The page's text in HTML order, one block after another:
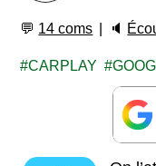
💬 14 coms 🔈
CARPLAY